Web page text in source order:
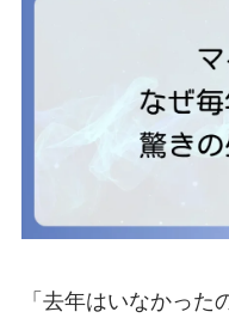
「去年はいなかった